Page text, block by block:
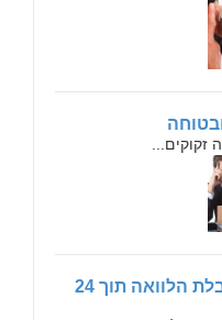
זקוקים...
הלוואה באישור מיידי – קבלת הלוואה תוך 24